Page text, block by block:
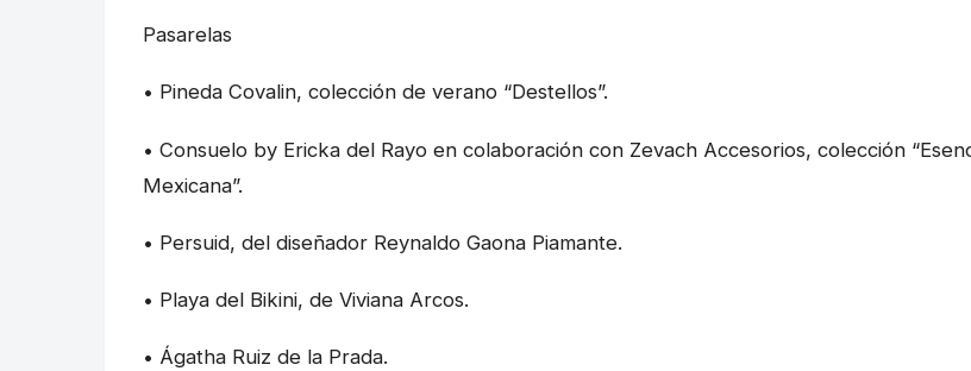
Pasarelas
• Pineda Covalin, colección de verano “Destellos”.
• Consuelo by Ericka del Rayo en colaboración con Zevach Accesorios, colección
Mexicana”.
• Persuid, del diseñador Reynaldo Gaona Piamante.
• Playa del Bikini, de Viviana Arcos.
• Ágatha Ruiz de la Prada.